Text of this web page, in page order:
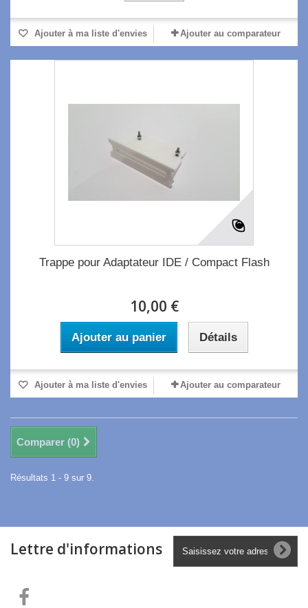
Ajouter à ma liste d'envies Ajouter au comparateur
Trappe pour Adaptateur IDE / Compact Flash
10,00 €
Ajouter au panier Détails
Ajouter à ma liste d'envies Ajouter au comparateur
Comparer (0)
Résultats 1 - 9 sur 9.
Lettre d'informations